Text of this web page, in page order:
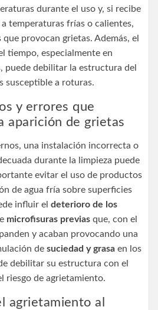
durante el uso y, si recibe
temperaturas frías o calientes,
provocan grietas. Además, el
tiempo, especialmente en
puede debilitar la estructura del
susceptible a roturas.
y errores que
aparición de grietas
una instalación incorrecta o
durante la limpieza puede
evitar el uso de productos
de agua fría sobre superficies
influir el deterioro de los
microfisuras previas que, con el
y acaban provocando una
de suciedad y grasa en los
debilitar su estructura con el
riesgo de agrietamiento.
agrietamiento al